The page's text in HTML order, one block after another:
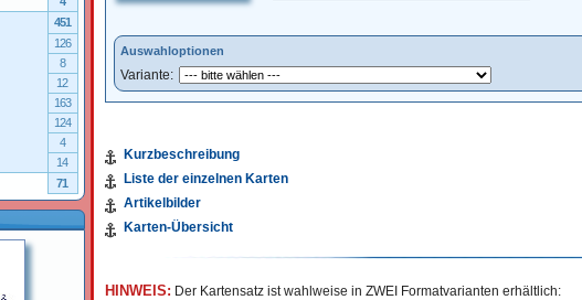
Auswahloptionen
Variante:
Kurzbeschreibung
Liste der einzelnen Karten
Artikelbilder
Karten-Übersicht
HINWEIS: Der Kartensatz ist wahlweise in ZWEI Formatvarianten erhältlich:
451
126
8
12
163
124
4
14
71